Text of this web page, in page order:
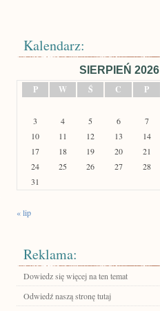
Kalendarz:
SIERPIEŃ 2026
P
W Ś C P
3
4 5 6 7
10
11 12 13 14
17
18 19 20 21
24
25 26 27 28
31
« lip
Reklama:
Dowiedz się więcej na ten temat
Odwiedź naszą stronę tutaj